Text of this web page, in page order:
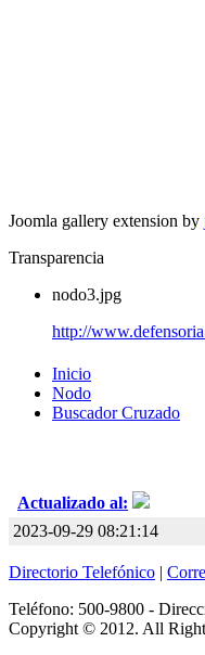
Joomla gallery extension by
Transparencia
nodo3.jpg
http://
Inicio
Nodo
Buscador Cruzado
Actualizado al:
2023-09-29 08:21:14
Directorio Telefónico |
Teléfono: 500-9800 -
Copyright © 2012. All